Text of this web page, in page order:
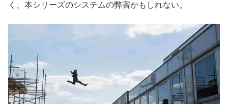
く、本シリーズのシステムの弊害かもしれない。